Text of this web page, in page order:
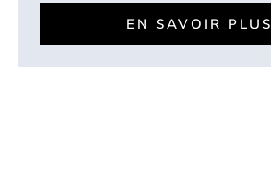
EN SAVOIR PLUS